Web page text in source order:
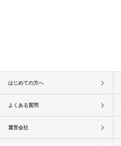
はじめての方へ
よくある質問
運営会社